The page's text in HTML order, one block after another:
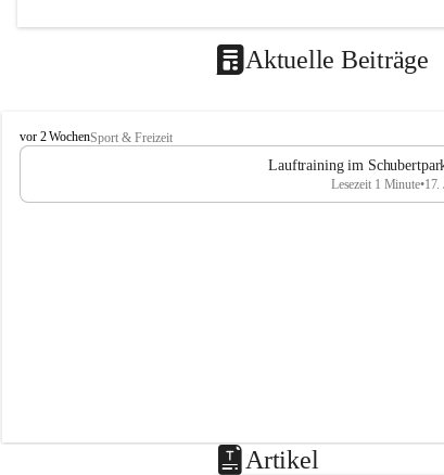
Aktuelle Beiträge
L
V
a
vor 2 WochenSport & Freizeit
Lauftraining im
Lesezeit 1 Minute•17.
Artikel